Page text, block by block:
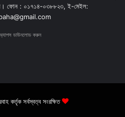
ফোন : ০১৭১৪-০৩৮৮২৩, ই-মেইল:
ডাউনলোড করুন
কর্তৃক সর্বস্বত্ব সংরক্ষিত